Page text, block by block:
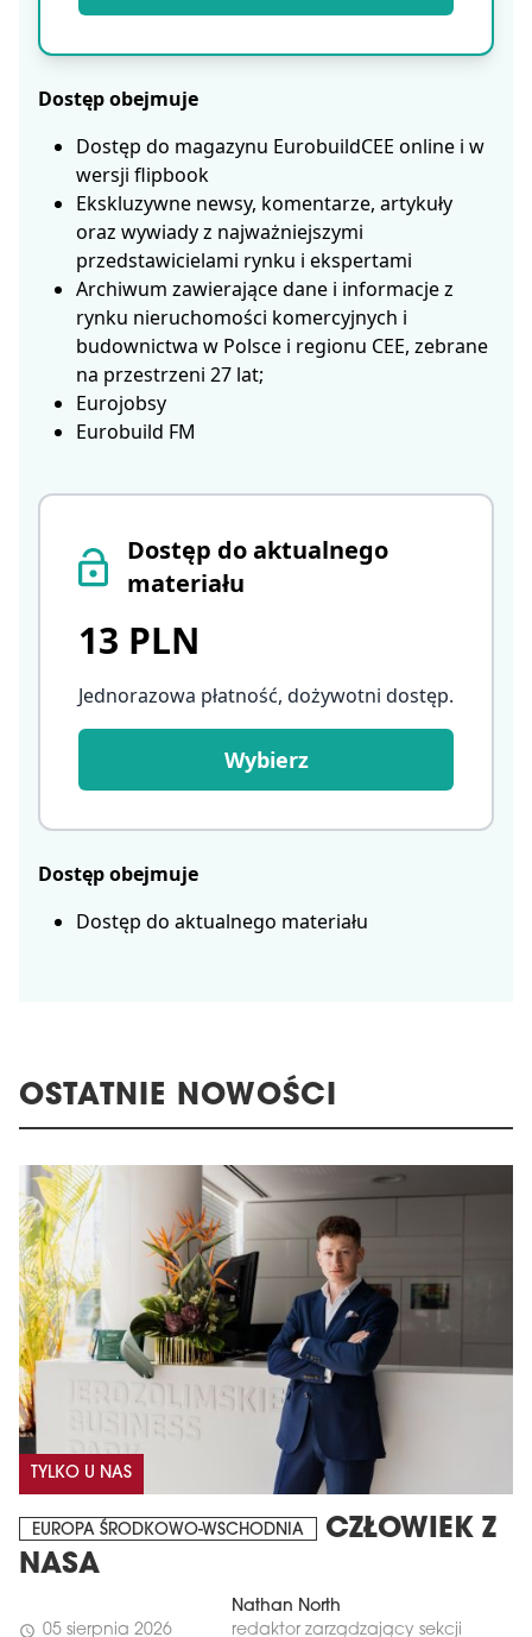
Dostęp do aktualnego
materiału
13 PLN
Jednorazowa płatność, dożywotni dostęp.
Wybierz
Dostęp obejmuje
Dostęp do aktualnego materiału
Dostęp obejmuje
Dostęp do magazynu EurobuildCEE online i w
wersji flipbook
Ekskluzywne newsy, komentarze, artykuły
oraz wywiady z najważniejszymi
przedstawicielami rynku i ekspertami
Archiwum zawierające dane i informacje z
rynku nieruchomości komercyjnych i
budownictwa w Polsce i regionu CEE, zebrane
na przestrzeni 27 lat;
Eurojobsy
Eurobuild FM
OSTATNIE NOWOŚCI
TYLKO U NAS
EUROPA ŚRODKOWO-WSCHODNIA
CZŁOWIEK Z
NASA
schedule 05 sierpnia 2026
Nathan North
redaktor zarządzający sekcji